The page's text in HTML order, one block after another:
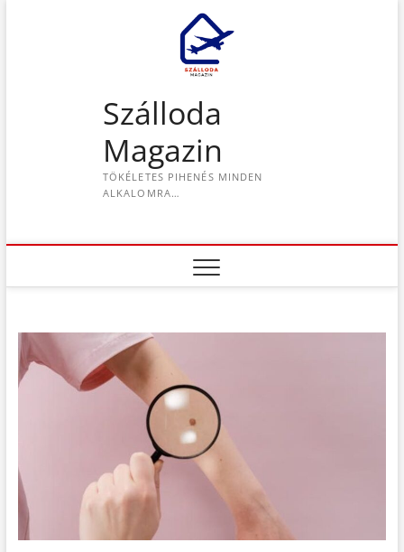
t
Szálloda
Magazin
TÖKÉLETES PIHENÉS MINDEN
ALKALOMRA…